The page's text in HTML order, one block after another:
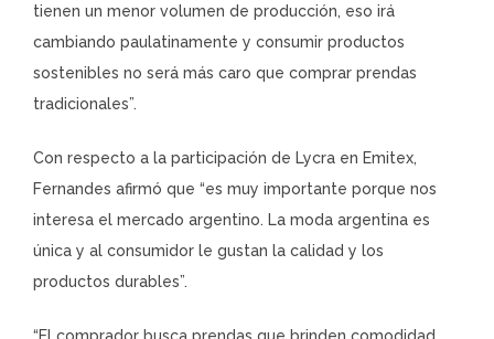
tienen un menor volumen de producción, eso irá
cambiando paulatinamente y consumir productos
sostenibles no será más caro que comprar prendas
tradicionales”.
Con respecto a la participación de Lycra en Emitex,
Fernandes afirmó que “es muy importante porque nos
interesa el mercado argentino. La moda argentina es
única y al consumidor le gustan la calidad y los
productos durables”.
“El comprador busca prendas que brinden comodidad,